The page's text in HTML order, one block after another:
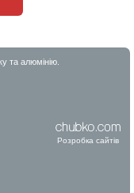
та алюмінію.
Розробка сайтів